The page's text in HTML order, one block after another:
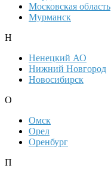
Московская область
Мурманск
Н
Ненецкий АО
Нижний Новгород
Новосибирск
О
Омск
Орел
Оренбург
П